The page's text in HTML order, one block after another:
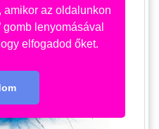
az oldalunkon
gomb lenyomásával
elfogadod őket.